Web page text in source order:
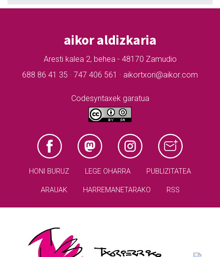
aikor aldizkaria
Aresti kalea 2, behea - 48170 Zamudio
688 86 41 35 · 747 406 561 · aikortxori@aikor.com
Codesyntaxek garatua
HONI BURUZ LEGE OHARRA PUBLIZITATEA
ARAUAK HARREMANETARAKO RSS